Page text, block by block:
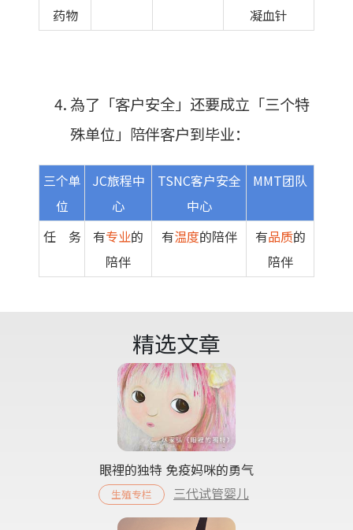
药物
凝血针
為了「客户安全」还要成立「三个特
殊单位」陪伴客户到毕业：
三个单
位
JC旅程中
心
TSNC客户安全
中心
MMT团队
任 务 有专业的
陪伴
有温度的陪伴 有品质的
陪伴
精选文章
眼裡的独特 免疫妈咪的勇气
生殖专栏 三代试管婴儿